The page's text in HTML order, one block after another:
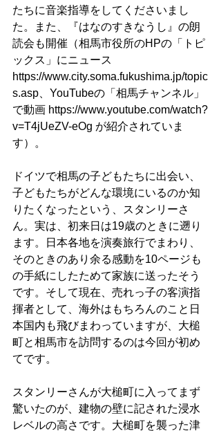
たちに音楽指導をしてくださいまし
た。また、『はなのすきなうし』の朗
読会も開催（相馬市役所のHPの「トピ
ックス」にニュース
https://www.city.soma.fukushima.jp/topic
s.asp、YouTubeの「相馬チャンネル」
で動画 https://www.youtube.com/watch?
v=T4jUeZV-eOg が紹介されていま
す）。
ドイツで相馬の子どもたちに出会い、
子どもたちがどんな環境にいるのか知
りたくなったという、スタンリーさ
ん。実は、初来日は19歳のときに遡り
ます。日本各地を演奏旅行でまわり、
そのときのあり余る感動を10ページも
の手紙にしたためて家族に送ったそう
です。そして現在、売れっ子の客演指
揮者として、海外はもちろんのこと日
本国内も飛びまわっていますが、大槌
町と相馬市を訪問するのは今回が初め
てです。
スタンリーさんが大槌町に入ってまず
驚いたのが、建物の壁に記された浸水
レベルの高さです。大槌町を襲った津